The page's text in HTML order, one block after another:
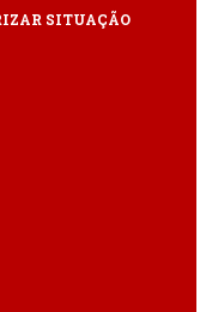
SITUAÇÃO